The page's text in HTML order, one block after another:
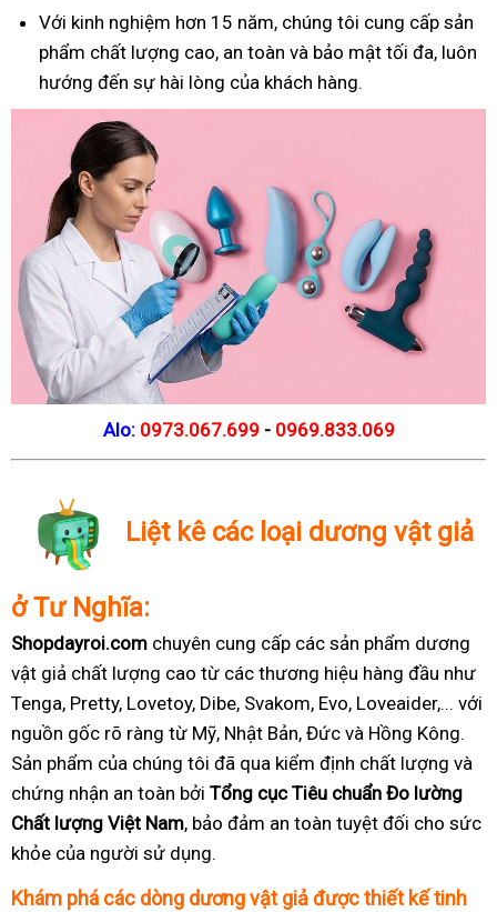
Với kinh nghiệm hơn 15 năm, chúng tôi cung cấp sản
phẩm chất lượng cao, an toàn và bảo mật tối đa, luôn
hướng đến sự hài lòng của khách hàng.
Alo: 0973.067.699 - 0969.833.069
Liệt kê các loại dương vật giả
ở Tư Nghĩa:
Shopdayroi.com chuyên cung cấp các sản phẩm dương
vật giả chất lượng cao từ các thương hiệu hàng đầu như
Tenga, Pretty, Lovetoy, Dibe, Svakom, Evo, Loveaider,... với
nguồn gốc rõ ràng từ Mỹ, Nhật Bản, Đức và Hồng Kông.
Sản phẩm của chúng tôi đã qua kiểm định chất lượng và
chứng nhận an toàn bởi Tổng cục Tiêu chuẩn Đo lường
Chất lượng Việt Nam, bảo đảm an toàn tuyệt đối cho sức
khỏe của người sử dụng.
Khám phá các dòng dương vật giả được thiết kế tinh